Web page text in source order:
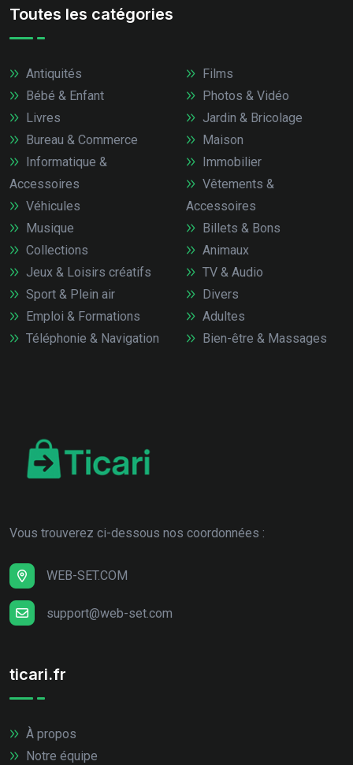
Toutes les catégories
Antiquités
Bébé & Enfant
Livres
Bureau & Commerce
Informatique &
Accessoires
Véhicules
Films
Photos & Vidéo
Jardin & Bricolage
Maison
Immobilier
Vêtements &
Accessoires
Musique
Collections
Jeux & Loisirs créatifs
Sport & Plein air
Emploi & Formations
Téléphonie & Navigation
Billets & Bons
Animaux
TV & Audio
Divers
Adultes
Bien-être & Massages
Vous trouverez ci-dessous nos coordonnées :
WEB-SET.COM
support@web-set.com
ticari.fr
À propos
Notre équipe